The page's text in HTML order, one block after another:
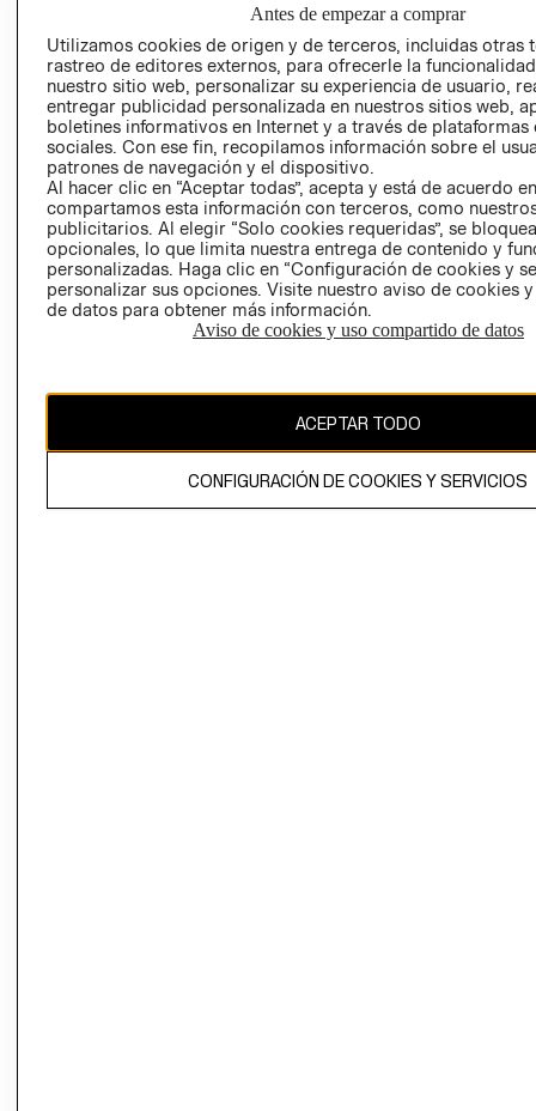
PRENSA
RELACIÓN CON
INVERSIONISTAS
POLÍTICA
EMPRESARIAL
TIENDAS
- RETIRO EN
TIENDA
TÉRMINOS Y
CONDICIONES
AVISO DE
PRIVACIDAD
GIFT CARD
AVISO DE
COOKIES
CAMBIAR REGIÓN
Antes de empezar a comprar
Utilizamos cookies de origen y de terceros, incluidas otras
rastreo de editores externos, para ofrecerle la
nuestro sitio web, personalizar su experiencia de usuario,
entregar publicidad personalizada en nuestros sitios web,
boletines informativos en Internet y a través de plataformas
sociales. Con ese fin, recopilamos información sobre el
patrones de navegación y el dispositivo.
Al hacer clic en “Aceptar todas”, acepta y está de acuerdo
compartamos esta información con terceros, como
publicitarios. Al elegir “Solo cookies requeridas”, se
opcionales, lo que limita nuestra entrega de contenido y
personalizadas. Haga clic en “Configuración de cookies y
personalizar sus opciones. Visite nuestro aviso de cookies
de datos para obtener más información.
Aviso de cookies y uso compartido de datos
ACEPTAR TODO
CONFIGURACIÓN DE COOKIES Y SERVICIOS